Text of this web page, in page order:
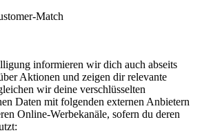
Match
informieren wir dich auch abseits
Aktionen und zeigen dir relevante
wir deine verschlüsselten
Daten mit folgenden externen Anbietern
Online-Werbekanäle, sofern du deren